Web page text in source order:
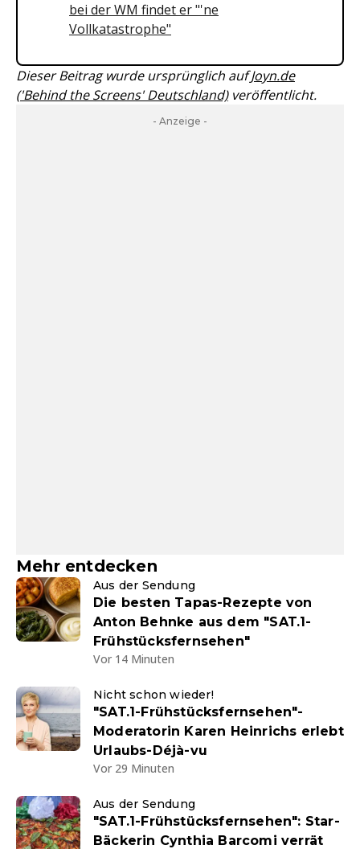
bei der WM findet er "'ne
Vollkatastrophe"
Dieser Beitrag wurde ursprünglich aufJoyn.de
('Behind the Screens' Deutschland)veröffentlicht.
- Anzeige -
Mehr entdecken
Aus der Sendung
Die besten Tapas-Rezepte von
Anton Behnke aus dem "SAT.1-
Frühstücksfernsehen"
Vor 14 Minuten
Nicht schon wieder!
"SAT.1-Frühstücksfernsehen"-
Moderatorin Karen Heinrichs erlebt
Urlaubs-Déjà-vu
Vor 29 Minuten
Aus der Sendung
"SAT.1-Frühstücksfernsehen": Star-
Bäckerin Cynthia Barcomi verrät